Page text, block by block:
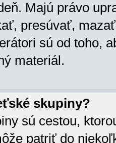
Majú právo
presúvať,
sú od toho,
materiál.
skupiny?
sú cestou,
patriť do